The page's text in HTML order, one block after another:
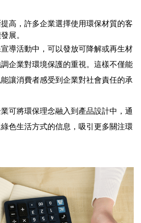
高，許多企業選擇使用環保材質的客
展。
宣導活動中，可以發放可降解或再生材
企業對環境保護的重視。這樣不僅能
讓消費者感受到企業對社會責任的承
業可將環保理念融入到產品設計中，通
色生活方式的信息，吸引更多關注環